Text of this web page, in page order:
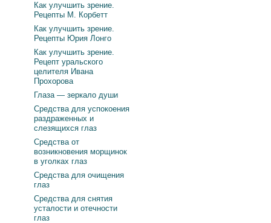
Как улучшить зрение.
Рецепты М. Корбетт
Как улучшить зрение.
Рецепты Юрия Лонго
Как улучшить зрение.
Рецепт уральского
целителя Ивана
Прохорова
Глаза — зеркало души
Средства для успокоения
раздраженных и
слезящихся глаз
Средства от
возникновения морщинок
в уголках глаз
Средства для очищения
глаз
Средства для снятия
усталости и отечности
глаз